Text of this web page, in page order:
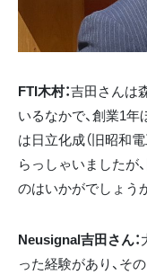
FTI木村：吉田さんは
いるなかで、創業1
は日立化成（旧昭和
らっしゃいましたが
のはいかがでしょう
Neusignal吉田さん：
った経験があり、そ